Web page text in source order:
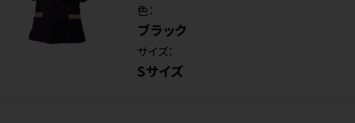
色：
ブラック
サイズ：
Sサイズ